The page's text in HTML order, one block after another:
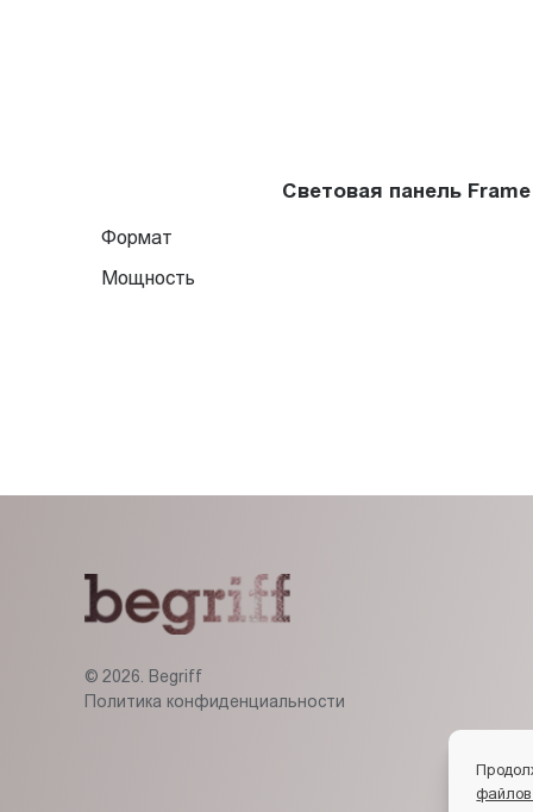
Световая панель
Формат
Мощность
© 2026. Begriff
Политика конфиденциальности